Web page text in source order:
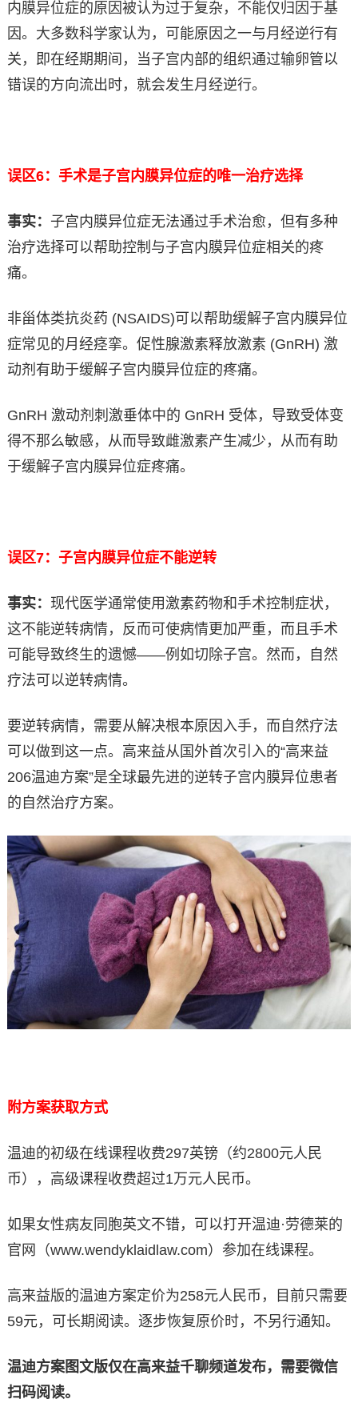
内膜异位症的原因被认为过于复杂，不能仅归因于基
因。大多数科学家认为，可能原因之一与月经逆行有
关，即在经期期间，当子宫内部的组织通过输卵管以
错误的方向流出时，就会发生月经逆行。
误区6：手术是子宫内膜异位症的唯一治疗选择
事实： 子宫内膜异位症无法通过手术治愈，但有多种
治疗选择可以帮助控制与子宫内膜异位症相关的疼
痛。
非甾体类抗炎药 (NSAIDS)可以帮助缓解子宫内膜异位
症常见的月经痉挛。促性腺激素释放激素 (GnRH) 激
动剂有助于缓解子宫内膜异位症的疼痛。
GnRH 激动剂刺激垂体中的 GnRH 受体，导致受体变
得不那么敏感，从而导致雌激素产生减少，从而有助
于缓解子宫内膜异位症疼痛。
误区7：子宫内膜异位症不能逆转
事实： 现代医学通常使用激素药物和手术控制症状，
这不能逆转病情，反而可使病情更加严重，而且手术
可能导致终生的遗憾——例如切除子宫。然而，自然
疗法可以逆转病情。
要逆转病情，需要从解决根本原因入手，而自然疗法
可以做到这一点。高来益从国外首次引入的“高来益
206温迪方案”是全球最先进的逆转子宫内膜异位患者
的自然治疗方案。
附方案获取方式
温迪的初级在线课程收费297英镑（约2800元人民
币），高级课程收费超过1万元人民币。
如果女性病友同胞英文不错，可以打开温迪·劳德莱的
官网（www.wendyklaidlaw.com）参加在线课程。
高来益版的温迪方案定价为258元人民币，目前只需要
59元，可长期阅读。逐步恢复原价时，不另行通知。
温迪方案图文版仅在高来益千聊频道发布，需要微信
扫码阅读。